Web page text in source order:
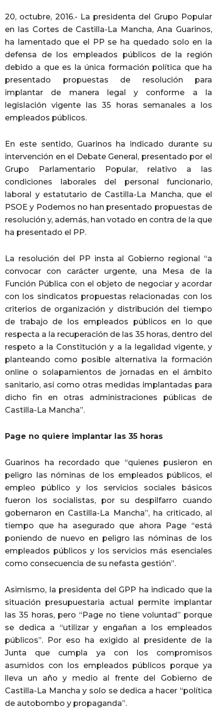
20, octubre, 2016.- La presidenta del Grupo Popular
en las Cortes de Castilla-La Mancha, Ana Guarinos,
ha lamentado que el PP se ha quedado solo en la
defensa de los empleados públicos de la región
debido a que es la única formación política que ha
presentado propuestas de resolución para
implantar de manera legal y conforme a la
legislación vigente las 35 horas semanales a los
empleados públicos.
En este sentido, Guarinos ha indicado durante su
intervención en el Debate General, presentado por el
Grupo Parlamentario Popular, relativo a las
condiciones laborales del personal funcionario,
laboral y estatutario de Castilla-La Mancha, que el
PSOE y Podemos no han presentado propuestas de
resolución y, además, han votado en contra de la que
ha presentado el PP.
La resolución del PP insta al Gobierno regional “a
convocar con carácter urgente, una Mesa de la
Función Pública con el objeto de negociar y acordar
con los sindicatos propuestas relacionadas con los
criterios de organización y distribución del tiempo
de trabajo de los empleados públicos en lo que
respecta a la recuperación de las 35 horas, dentro del
respeto a la Constitución y a la legalidad vigente, y
planteando como posible alternativa la formación
online o solapamientos de jornadas en el ámbito
sanitario, así como otras medidas implantadas para
dicho fin en otras administraciones públicas de
Castilla-La Mancha”.
Page no quiere implantar las 35 horas
Guarinos ha recordado que “quienes pusieron en
peligro las nóminas de los empleados públicos, el
empleo público y los servicios sociales básicos
fueron los socialistas, por su despilfarro cuando
gobernaron en Castilla-La Mancha”, ha criticado, al
tiempo que ha asegurado que ahora Page “está
poniendo de nuevo en peligro las nóminas de los
empleados públicos y los servicios más esenciales
como consecuencia de su nefasta gestión”.
Asimismo, la presidenta del GPP ha indicado que la
situación presupuestaria actual permite implantar
las 35 horas, pero “Page no tiene voluntad” porque
se dedica a “utilizar y engañan a los empleados
públicos”. Por eso ha exigido al presidente de la
Junta que cumpla ya con los compromisos
asumidos con los empleados públicos porque ya
lleva un año y medio al frente del Gobierno de
Castilla-La Mancha y solo se dedica a hacer “política
de autobombo y propaganda”.